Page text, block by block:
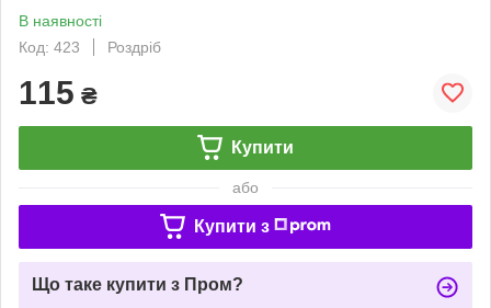
В наявності
Код: 423
Роздріб
115 ₴
Купити
або
Купити з
Що таке купити з Пром?